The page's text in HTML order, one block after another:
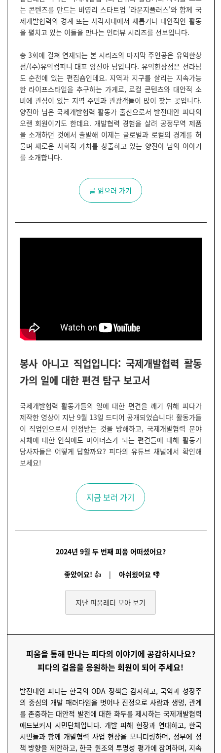
는 콘텐츠를 만드는 비영리 스타트업 '라운지플러스'와 함께 국
제개발협력의 경계 또는 사각지대에서 새롭거나 대안적인 활동
을 펼치고 있는 이들을 만나는 인터뷰 시리즈를 선보입니다.
총 3회에 걸쳐 연재되는 본 시리즈의 마지막 주인공은 유익한상
점/(주)유익컴퍼니 대표 양진아 님입니다. 유익한상점은 전라남
도 순천에 있는 편집숍인데요. 지역과 지구를 살리는 지속가능
한 라이프스타일을 추구하는 가게로, 로컬 콘텐츠와 대안적 소
비에 관심이 있는 지역 주민과 관광객들이 많이 찾는 곳입니다.
양진아 님은 국제개발협력 활동가 출신으로서 발전대안 피다의
오랜 회원이기도 한데요. 개발협력 경험을 살려 공정무역 제품
을 소개하던 것에서 출발해 이제는 글로벌과 로컬의 경계를 허
물며 새로운 사회적 가치를 창출하고 있는 양진아 님의 이야기
를 소개합니다.
글 읽으러 가기
봉사 아니고 직업입니다: 국제개발협력 활동
가의 일에 대한 편견 탐구 보고서
국제개발협력 활동가들의 일에 대한 편견을 깨기 위해 피다가
제작한 영상이 지난 9월 13일 드디어 공개되었습니다! 활동가들
이 직업인으로서 인정받는 것을 방해하고, 국제개발협력 분야
자체에 대한 인식에도 마이너스가 되는 편견들에 대해 활동가
당사자들은 어떻게 답할까요? 피다의 유튜브 채널에서 확인해
보세요!
지금 보러 가기
2024년 9월 두 번째 피움 어떠셨어요?
좋았어요! 👍 | 아쉬웠어요👎
지난 피움레터 모아 보기
피움을 통해 만나는 피다의 이야기에 공감하시나요?
피다의 걸음을 응원하는 회원이 되어 주세요!
발전대안 피다는 한국의 ODA 정책을 감시하고, 국익과 성장주
의 중심의 개발 패러다임을 벗어나 진정으로 사람과 생명, 관계
를 존중하는 대안적 발전에 대한 화두를 제시하는 국제개발협력
애드보커시 시민단체입니다. 개발 피해 현장과 연대하고, 한국
시민들과 함께 개발협력 사업 현장을 모니터링하며, 정부에 정
책 방향을 제안하고, 한국 원조의 투명성 평가에 참여하며, 지속